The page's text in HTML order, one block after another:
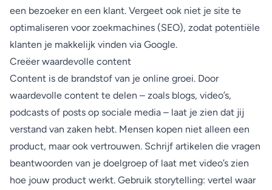
een bezoeker en een klant. Vergeet ook niet je site te
optimaliseren voor zoekmachines (SEO), zodat potentiële
klanten je makkelijk vinden via Google.
Creëer waardevolle content
Content is de brandstof van je online groei. Door
waardevolle content te delen – zoals blogs, video’s,
podcasts of posts op sociale media – laat je zien dat jij
verstand van zaken hebt. Mensen kopen niet alleen een
product, maar ook vertrouwen. Schrijf artikelen die vragen
beantwoorden van je doelgroep of laat met video’s zien
hoe jouw product werkt. Gebruik storytelling: vertel waar